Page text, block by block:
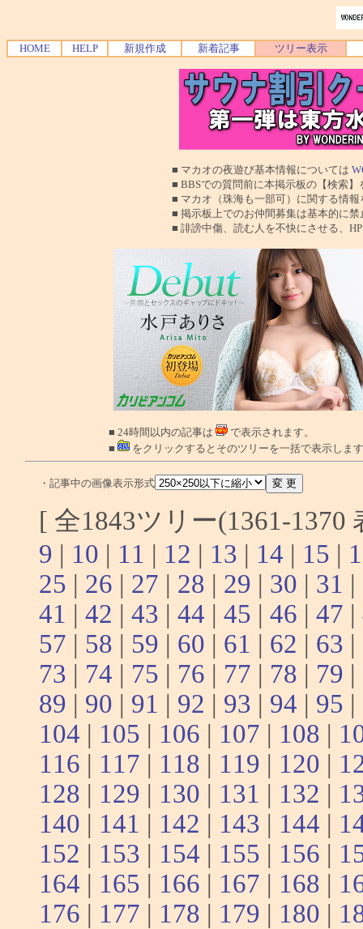
HOME HELP 新規作成 新着記事 ツリー表示
■ マカオの夜遊び基本情報については
■ BBSでの質問前に本掲示板の【検索】を使
■ マカオ（珠海も一部可）に関する情報を交
■ 掲示板上でのお仲間募集は基本的に禁止で
■ 誹謗中傷、読む人を不快にさせる、HPに運
■ 24時間以内の記事は
で表示されます。
■
をクリックするとそのツリーを一括で表示しま
・記事中の画像表示形式
[ 全1843ツリー(1361-
9 | 10 | 11 | 12 | 13 | 14 | 15 |
25 | 26 | 27 | 28 | 29 | 30 | 31 |
41 | 42 | 43 | 44 | 45 | 46 | 47 |
57 | 58 | 59 | 60 | 61 | 62 | 63 |
73 | 74 | 75 | 76 | 77 | 78 | 79 |
89 | 90 | 91 | 92 | 93 | 94 | 95 |
104 | 105 | 106 | 107 | 108 |
116 | 117 | 118 | 119 | 120 |
128 | 129 | 130 | 131 | 132 |
140 | 141 | 142 | 143 | 144 |
152 | 153 | 154 | 155 | 156 |
164 | 165 | 166 | 167 | 168 |
176 | 177 | 178 | 179 | 180 |